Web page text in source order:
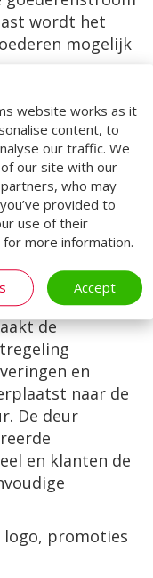
website works as it
content, to
our traffic. We
our site with our
who may
provided to
use of their
for more information.
Accept
wordt het
mogelijk
deur voor
van uw
magazijn en de
de klanten
deurcyclus
de
en
naar de
De deur
en klanten de
promoties